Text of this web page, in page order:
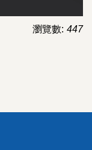
瀏覽數: 447